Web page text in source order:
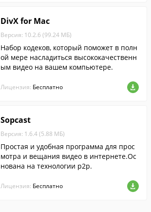
DivX for Mac
Версия: 10.2.6 (99.24 МБ)
Набор кодеков, который поможет в полн
ой мере насладиться высококачественн
ым видео на вашем компьютере.
Лицензия: Бесплатно
Sopcast
Версия: 1.6.4 (5.88 МБ)
Простая и удобная программа для прос
мотра и вещания видео в интернете.Ос
нована на технологии p2p.
Лицензия: Бесплатно